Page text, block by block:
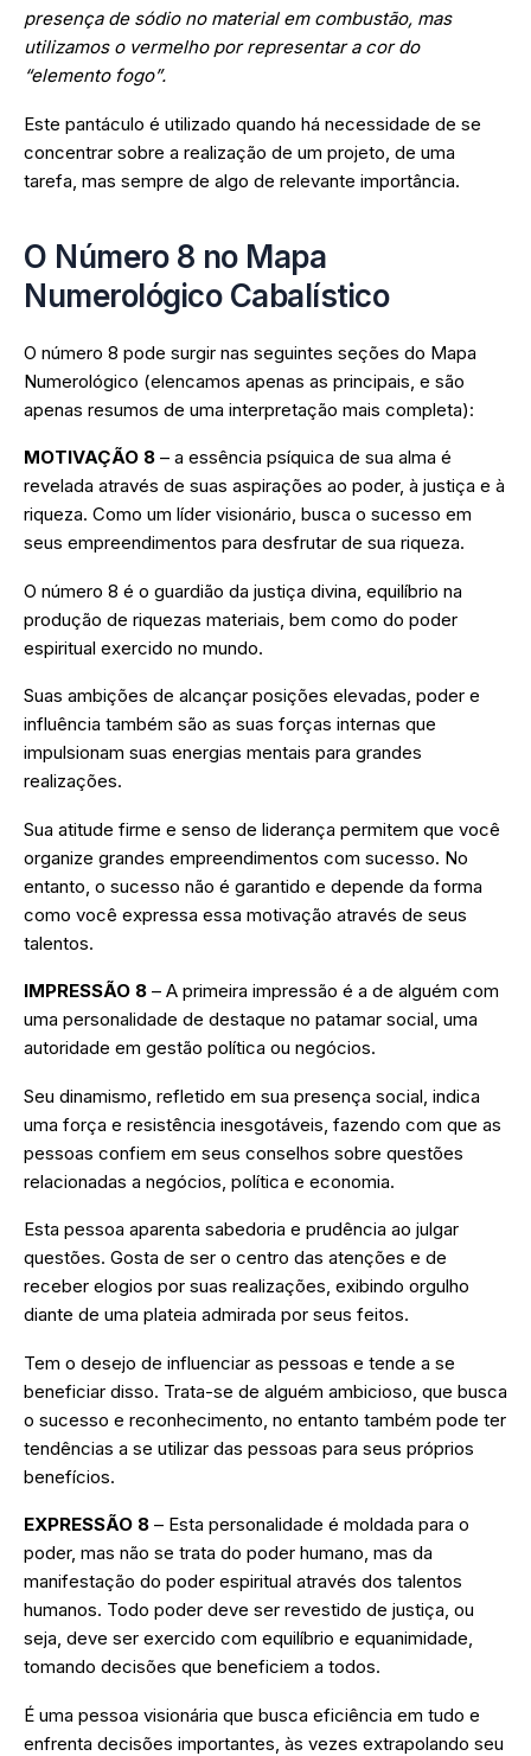
presença de sódio no material em combustão, mas
utilizamos o vermelho por representar a cor do
“elemento fogo”.
Este pantáculo é utilizado quando há necessidade de se
concentrar sobre a realização de um projeto, de uma
tarefa, mas sempre de algo de relevante importância.
O Número 8 no Mapa
Numerológico Cabalístico
O número 8 pode surgir nas seguintes seções do Mapa
Numerológico (elencamos apenas as principais, e são
apenas resumos de uma interpretação mais completa):
MOTIVAÇÃO 8 – a essência psíquica de sua alma é
revelada através de suas aspirações ao poder, à justiça e à
riqueza. Como um líder visionário, busca o sucesso em
seus empreendimentos para desfrutar de sua riqueza.
O número 8 é o guardião da justiça divina, equilíbrio na
produção de riquezas materiais, bem como do poder
espiritual exercido no mundo.
Suas ambições de alcançar posições elevadas, poder e
influência também são as suas forças internas que
impulsionam suas energias mentais para grandes
realizações.
Sua atitude firme e senso de liderança permitem que você
organize grandes empreendimentos com sucesso. No
entanto, o sucesso não é garantido e depende da forma
como você expressa essa motivação através de seus
talentos.
IMPRESSÃO 8 – A primeira impressão é a de alguém com
uma personalidade de destaque no patamar social, uma
autoridade em gestão política ou negócios.
Seu dinamismo, refletido em sua presença social, indica
uma força e resistência inesgotáveis, fazendo com que as
pessoas confiem em seus conselhos sobre questões
relacionadas a negócios, política e economia.
Esta pessoa aparenta sabedoria e prudência ao julgar
questões. Gosta de ser o centro das atenções e de
receber elogios por suas realizações, exibindo orgulho
diante de uma plateia admirada por seus feitos.
Tem o desejo de influenciar as pessoas e tende a se
beneficiar disso. Trata-se de alguém ambicioso, que busca
o sucesso e reconhecimento, no entanto também pode ter
tendências a se utilizar das pessoas para seus próprios
benefícios.
EXPRESSÃO 8 – Esta personalidade é moldada para o
poder, mas não se trata do poder humano, mas da
manifestação do poder espiritual através dos talentos
humanos. Todo poder deve ser revestido de justiça, ou
seja, deve ser exercido com equilíbrio e equanimidade,
tomando decisões que beneficiem a todos.
É uma pessoa visionária que busca eficiência em tudo e
enfrenta decisões importantes, às vezes extrapolando seu